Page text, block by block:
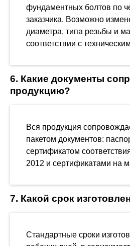
фундаментных болтов по
заказчика. Возможно
диаметра, типа резьбы и
соответствии с
6. Какие документы
продукцию?
Вся продукция
пакетом документов:
сертификатом
2012 и сертификатами на
7. Какой срок
Стандартные сроки